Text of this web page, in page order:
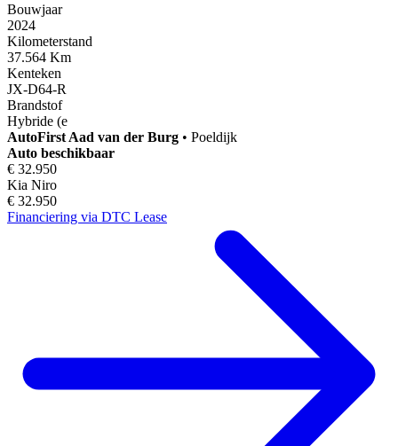
Bouwjaar
2024
Kilometerstand
37.564 Km
Kenteken
JX-D64-R
Brandstof
Hybride (e
AutoFirst Aad van der Burg • Poeldijk
Auto beschikbaar
€ 32.950
Kia Niro
€ 32.950
Financiering via DTC Lease